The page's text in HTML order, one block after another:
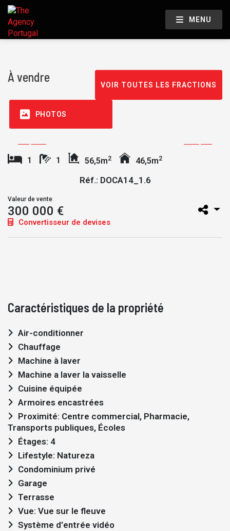
MENU
À vendre
VOIR TOUTES LES FRACTIONS
PHOTOS
1 1 56,5m2 46,5m2
Réf.: DOCA14_1.6
Valeur de vente
300 000 €
Convertisseur de devises
Caractéristiques de la propriété
Air-conditionner
Chauffage
Machine à laver
Machine a laver la vaisselle
Cuisine équipée
Armoires encastrées
Transports publiques, Écoles
Étages: 4
Lifestyle: Natureza
Condominium privé
Garage
Terrasse
Vue: Vue sur le fleuve
Système d'entrée vidéo